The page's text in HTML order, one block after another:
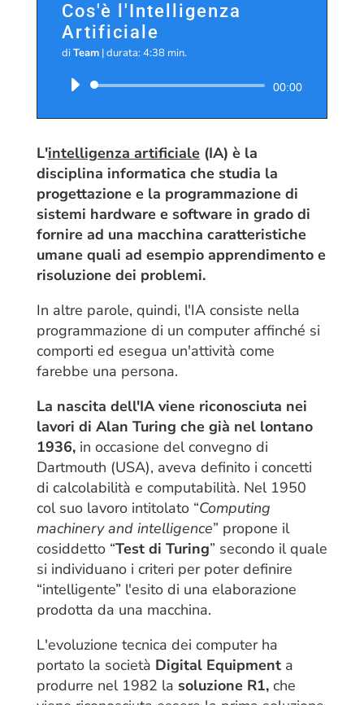
Cos'è l'Intelligenza
Artificiale
diTeam|durata: 4:38 min.
Audio
00:00
L'intelligenza artificiale(IA) è la
disciplina informatica che studia la
progettazione e la programmazione di
sistemi hardware e software in grado di
fornire ad una macchina caratteristiche
umane quali ad esempio apprendimento e
risoluzione dei problemi.
In altre parole, quindi, l'IA consiste nella
programmazione di un computer affinché si
comporti ed esegua un'attività come
farebbe una persona.
La nascita dell'IA viene riconosciuta nei
lavori di Alan Turing che già nel lontano
1936,in occasione del convegno di
Dartmouth (USA), aveva definito i concetti
di calcolabilità e computabilità. Nel 1950
col suo lavoro intitolato “Computing
machinery and intelligence” propone il
cosiddetto “Test di Turing” secondo il quale
si individuano i criteri per poter definire
“intelligente” l'esito di una elaborazione
prodotta da una macchina.
L'evoluzione tecnica dei computer ha
portato la società Digital Equipmenta
produrre nel 1982 la soluzione R1,che